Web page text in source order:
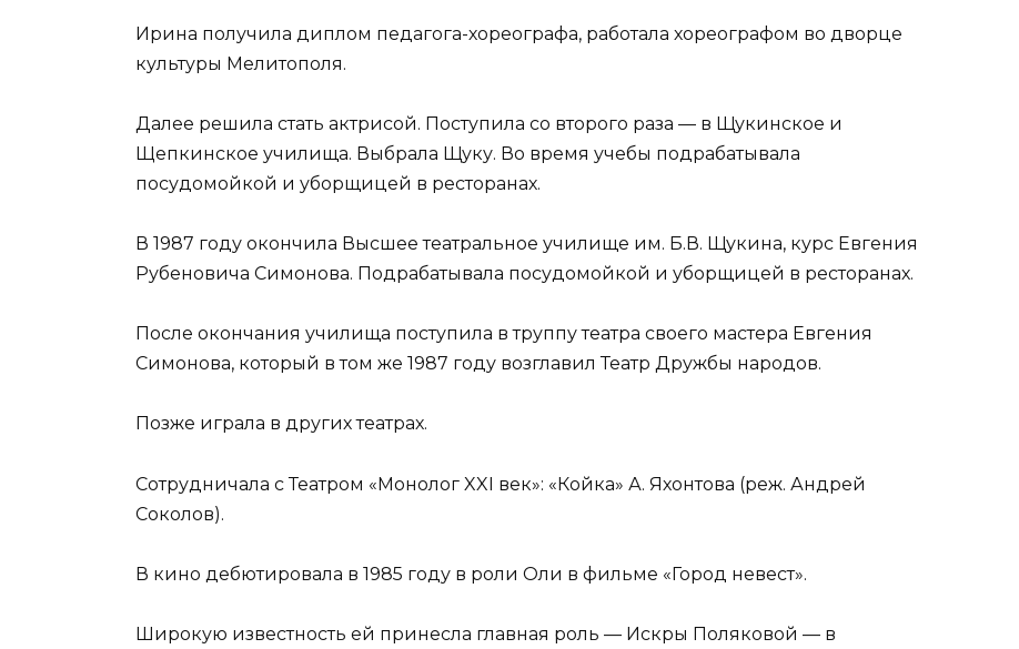
Ирина получила диплом педагога-хореографа, работала хореографом во дворце
культуры Мелитополя.
Далее решила стать актрисой. Поступила со второго раза — в Щукинское и
Щепкинское училища. Выбрала Щуку. Во время учебы подрабатывала
посудомойкой и уборщицей в ресторанах.
В 1987 году окончила Высшее театральное училище им. Б.В. Щукина, курс Евгения
Рубеновича Симонова. Подрабатывала посудомойкой и уборщицей в ресторанах.
После окончания училища поступила в труппу театра своего мастера Евгения
Симонова, который в том же 1987 году возглавил Театр Дружбы народов.
Позже играла в других театрах.
Сотрудничала с Театром «Монолог XXI век»: «Койка» А. Яхонтова (реж. Андрей
Соколов).
В кино дебютировала в 1985 году в роли Оли в фильме «Город невест».
Широкую известность ей принесла главная роль — Искры Поляковой — в